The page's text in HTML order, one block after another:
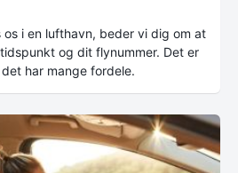
os i en lufthavn, beder vi dig om at
og dit flynummer. Det er
har mange fordele.